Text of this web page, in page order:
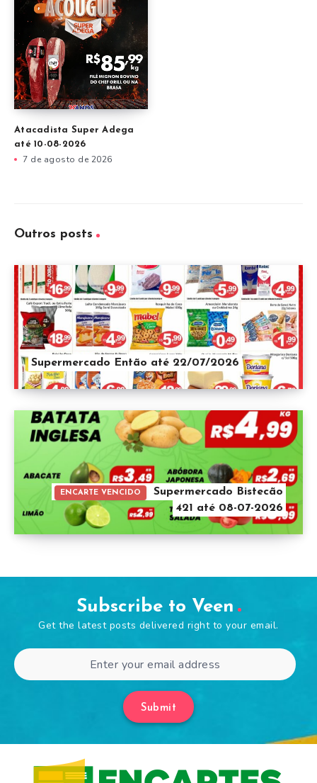
Atacadista Super Adega
até 10-08-2026
7 de agosto de 2026
Outros posts
Supermercado Então até 22/07/2026
ENCARTE VENCIDO
Supermercado Bistecão
421 até 08-07-2026
Subscribe to Veen
Get the latest posts delivered right to your email.
Submit